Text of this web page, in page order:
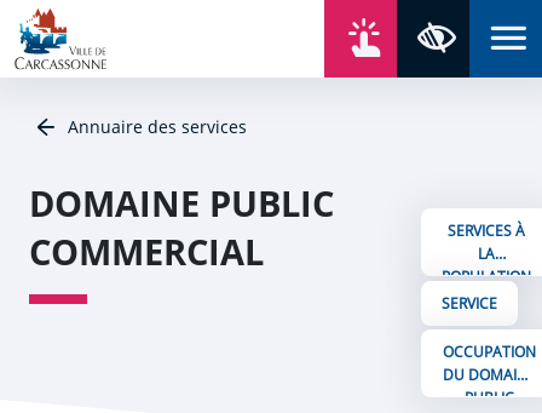
Aller au contenu
Aller au menu
Aller au plan du site
Aller à la recherche
Annuaire des services
DOMAINE PUBLIC
COMMERCIAL
SERVICES À
LA
POPULATION
SERVICE
OCCUPATION
DU DOMAINE
PUBLIC
Panneau de gestion des cookies